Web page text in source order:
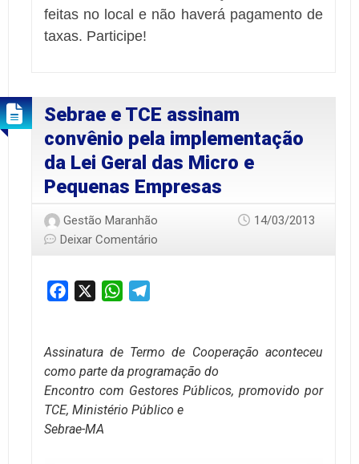
feitas no local e não haverá pagamento de
taxas. Participe!
Sebrae e TCE assinam
convênio pela implementação
da Lei Geral das Micro e
Pequenas Empresas
Gestão Maranhão
14/03/2013
Deixar Comentário
Facebook WhatsApp
Assinatura de Termo de Cooperação aconteceu
como parte da programação do
Encontro com Gestores Públicos, promovido por
TCE, Ministério Público e
Sebrae-MA